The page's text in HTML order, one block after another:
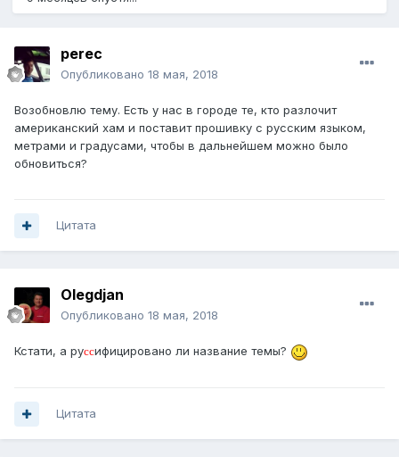
perec
Опубликовано 18 мая, 2018
Возобновлю тему. Есть у нас в городе те, кто разлочит
американский хам и поставит прошивку с русским языком,
метрами и градусами, чтобы в дальнейшем можно было
обновиться?
Цитата
Olegdjan
Опубликовано 18 мая, 2018
Кстати, а руссифицировано ли название темы?
Цитата